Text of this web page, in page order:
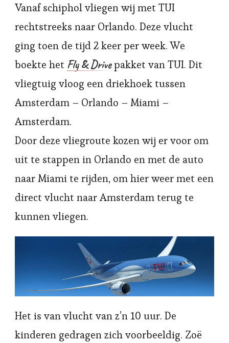
Vanaf schiphol vliegen wij met TUI
rechtstreeks naar Orlando. Deze vlucht
ging toen de tijd 2 keer per week. We
boekte het Fly & Drivepakket van TUI. Dit
vliegtuig vloog een driekhoek tussen
Amsterdam – Orlando – Miami –
Amsterdam.
Door deze vliegroute kozen wij er voor om
uit te stappen in Orlando en met de auto
naar Miami te rijden, om hier weer met een
direct vlucht naar Amsterdam terug te
kunnen vliegen.
Het is van vlucht van z’n 10 uur. De
kinderen gedragen zich voorbeeldig. Zoë